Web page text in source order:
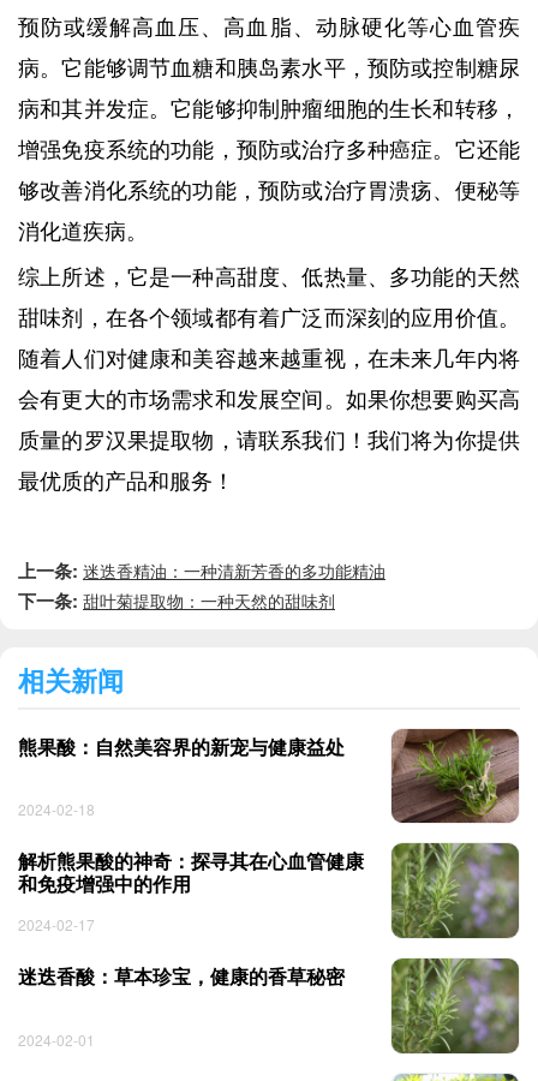
预防或缓解高血压、高血脂、动脉硬化等心血管疾
病。它能够调节血糖和胰岛素水平，预防或控制糖尿
病和其并发症。它能够抑制肿瘤细胞的生长和转移，
增强免疫系统的功能，预防或治疗多种癌症。它还能
够改善消化系统的功能，预防或治疗胃溃疡、便秘等
消化道疾病。
综上所述，它是一种高甜度、低热量、多功能的天然
甜味剂，在各个领域都有着广泛而深刻的应用价值。
随着人们对健康和美容越来越重视，在未来几年内将
会有更大的市场需求和发展空间。如果你想要购买高
质量的罗汉果提取物，请联系我们！我们将为你提供
最优质的产品和服务！
上一条: 迷迭香精油：一种清新芳香的多功能精油
下一条: 甜叶菊提取物：一种天然的甜味剂
相关新闻
熊果酸：自然美容界的新宠与健康益处
2024-02-18
解析熊果酸的神奇：探寻其在心血管健康
和免疫增强中的作用
2024-02-17
迷迭香酸：草本珍宝，健康的香草秘密
2024-02-01